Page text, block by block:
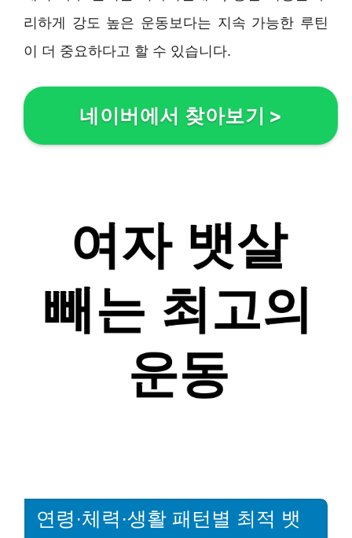
리하게 강도 높은 운동보다는 지속 가능한 루틴
이 더 중요하다고 할 수 있습니다.
네이버에서 찾아보기 >
연령·체력·생활 패턴별 최적 뱃